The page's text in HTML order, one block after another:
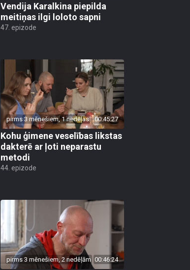
Vendija Karalkina piepilda
meitiņas ilgi loloto sapni
47. epizode
pirms 3 mēnešiem, 1 nedēļas 00:45:27
Kohu ģimene veselības likstas
dakterē ar ļoti neparastu
metodi
44. epizode
pirms 3 mēnešiem, 2 nedēļām 00:46:24